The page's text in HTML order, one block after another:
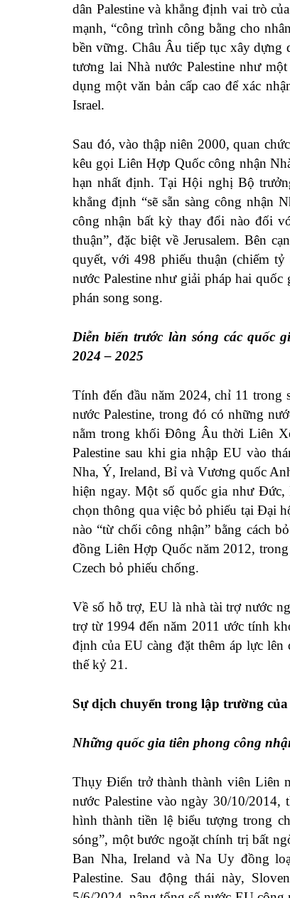
dân Palestine và khẳng định vai trò
mạnh, “công trình công bằng cho
bền vững. Châu Âu tiếp tục xây
tương lai Nhà nước Palestine như
dụng một văn bản cấp cao để xác
Israel.
Sau đó, vào thập niên 2000, quan
kêu gọi Liên Hợp Quốc công nhận
hạn nhất định. Tại Hội nghị Bộ
khẳng định “sẽ sẵn sàng công nhận
công nhận bất kỳ thay đổi nào đối
thuận”, đặc biệt về Jerusalem. Bên
quyết, với 498 phiếu thuận (chiếm
nước Palestine như giải pháp hai
phán song song.
Diễn biến trước làn sóng các quốc
2024 – 2025
Tính đến đầu năm 2024, chỉ 11 trong
nước Palestine, trong đó có những
nằm trong khối Đông Âu thời Liên
Palestine sau khi gia nhập EU vào
Nha, Ý, Ireland, Bỉ và Vương quốc
hiện ngay. Một số quốc gia như Đức,
chọn thông qua việc bỏ phiếu tại Đại
nào “từ chối công nhận” bằng cách
đồng Liên Hợp Quốc năm 2012,
Czech bỏ phiếu chống.
Về số hỗ trợ, EU là nhà tài trợ nước
trợ từ 1994 đến năm 2011 ước tính
định của EU càng đặt thêm áp lực
thế kỷ 21.
Sự dịch chuyển trong lập trường
Những quốc gia tiên phong công
Thụy Điển trở thành thành viên Liên
nước Palestine vào ngày 30/10/
hình thành tiền lệ biểu tượng trong
sóng”, một bước ngoặt chính trị bất
Ban Nha, Ireland và Na Uy đồng
Palestine. Sau động thái này,